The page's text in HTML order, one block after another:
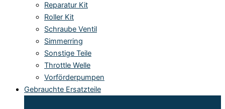
Reparatur Kit
Roller Kit
Schraube Ventil
Simmerring
Sonstige Teile
Throttle Welle
Vorförderpumpen
Gebrauchte Ersatzteile